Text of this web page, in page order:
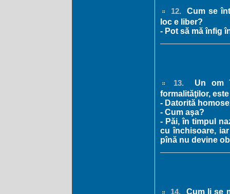
12.
Cum se
loc e liber?
- Pot să mă înfig
13.
Un om
formalităţilor,
- Datorită
- Cum aşa?
- Păi, în timpul
cu închisoare,
pînă nu devine
14.
Cum li se